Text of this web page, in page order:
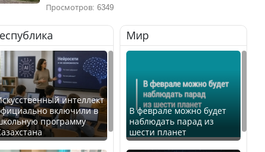
Просмотров: 6349
интеллект
включили в
программу
Мир
В феврале можно будет
наблюдать парад из
шести планет